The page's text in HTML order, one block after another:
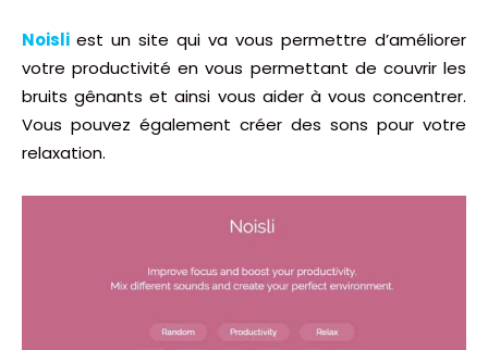
Noisli est un site qui va vous permettre d’améliorer
votre productivité en vous permettant de couvrir les
bruits gênants et ainsi vous aider à vous concentrer.
Vous pouvez également créer des sons pour votre
relaxation.